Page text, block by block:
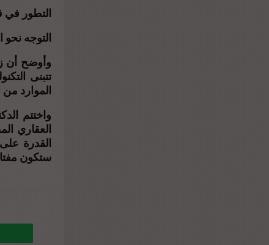
التطور في
التوجه نحو
وأوضح أن
تتبنى
الموارد من
واختتم
القدرة
ستكون